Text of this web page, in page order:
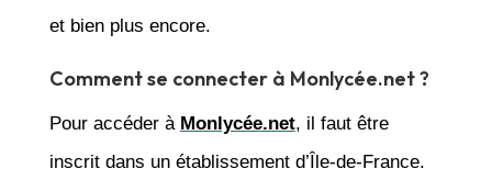
et bien plus encore.
Comment se connecter à Monlycée.net ?
Pour accéder à Monlycée.net, il faut être
inscrit dans un établissement d’Île-de-France.